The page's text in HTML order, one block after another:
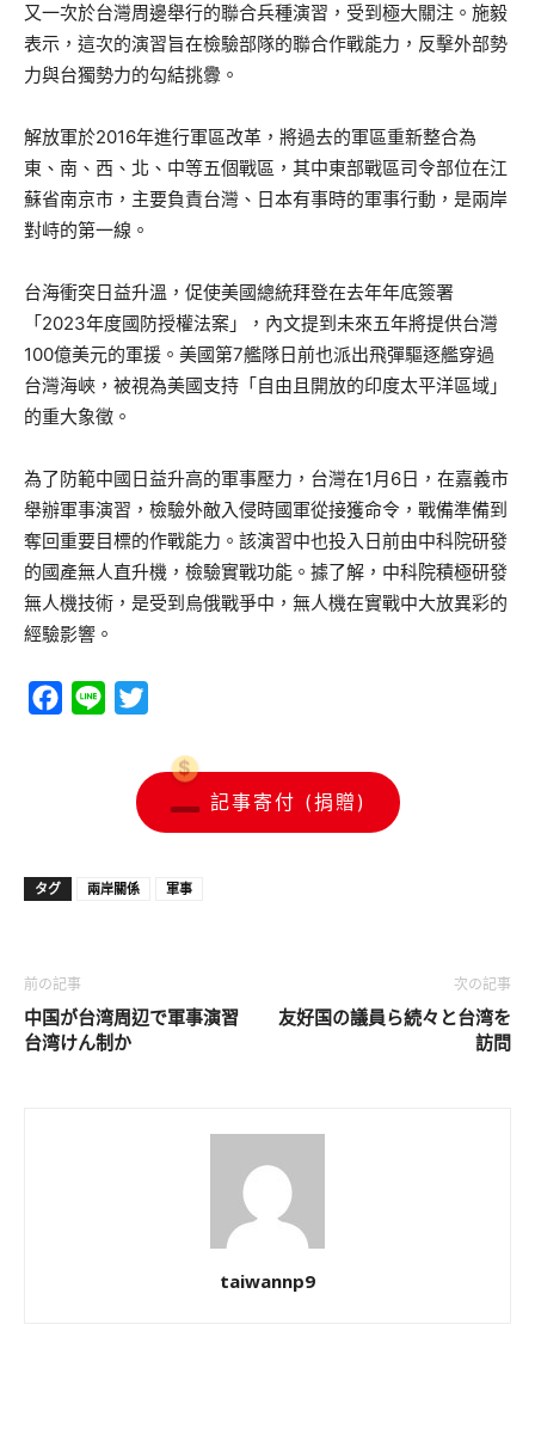
又一次於台灣周邊舉行的聯合兵種演習，受到極大關注。施毅
表示，這次的演習旨在檢驗部隊的聯合作戰能力，反擊外部勢
力與台獨勢力的勾結挑釁。
解放軍於2016年進行軍區改革，將過去的軍區重新整合為
東、南、西、北、中等五個戰區，其中東部戰區司令部位在江
蘇省南京市，主要負責台灣、日本有事時的軍事行動，是兩岸
對峙的第一線。
台海衝突日益升溫，促使美國總統拜登在去年年底簽署
「2023年度國防授權法案」，內文提到未來五年將提供台灣
100億美元的軍援。美國第7艦隊日前也派出飛彈驅逐艦穿過
台灣海峽，被視為美國支持「自由且開放的印度太平洋區域」
的重大象徵。
為了防範中國日益升高的軍事壓力，台灣在1月6日，在嘉義市
舉辦軍事演習，檢驗外敵入侵時國軍從接獲命令，戰備準備到
奪回重要目標的作戰能力。該演習中也投入日前由中科院研發
的國產無人直升機，檢驗實戰功能。據了解，中科院積極研發
無人機技術，是受到烏俄戰爭中，無人機在實戰中大放異彩的
經驗影響。
Facebook
Line
記事寄付 (捐贈)
タグ 兩岸關係 軍事
前の記事
中国が台湾周辺で軍事演習
台湾けん制か
次の記事
友好国の議員ら続々と台湾を
訪問
taiwannp9